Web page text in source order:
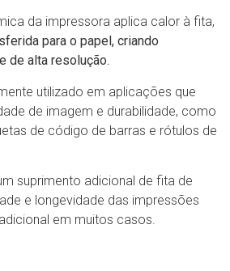
da impressora aplica calor à fita,
para o papel, criando
de alta resolução.
utilizado em aplicações que
de imagem e durabilidade, como
de código de barras e rótulos de
suprimento adicional de fita de
e longevidade das impressões
em muitos casos.